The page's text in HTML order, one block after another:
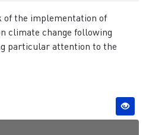
of the implementation of
climate change following
particular attention to the